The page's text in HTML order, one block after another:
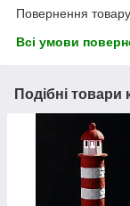
Повернення
Всі умови
Подібні товари